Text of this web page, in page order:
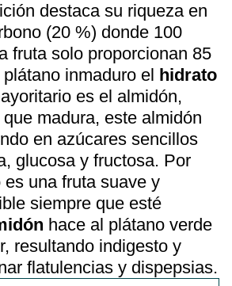
destaca su riqueza en
(20 %) donde 100
fruta solo proporcionan 85
inmaduro el hidrato
es el almidón,
madura, este almidón
en azúcares sencillos
glucosa y fructosa. Por
una fruta suave y
siempre que esté
hace al plátano verde
resultando indigesto y
flatulencias y dispepsias.